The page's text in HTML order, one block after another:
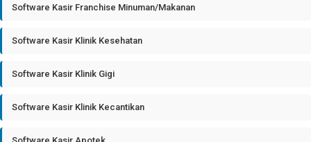
Software Kasir Franchise Minuman/Makanan
Software Kasir Klinik Kesehatan
Software Kasir Klinik Gigi
Software Kasir Klinik Kecantikan